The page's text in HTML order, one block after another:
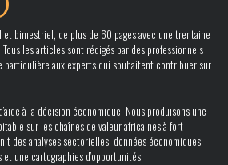
et bimestriel, de plus de 60 pages avec une trentaine
les articles sont rédigés par des professionnels
particulière aux experts qui souhaitent contribuer sur
à la décision économique. Nous produisons une
sur les chaînes de valeur africaines à fort
des analyses sectorielles, données économiques
une cartographies d’opportunités.